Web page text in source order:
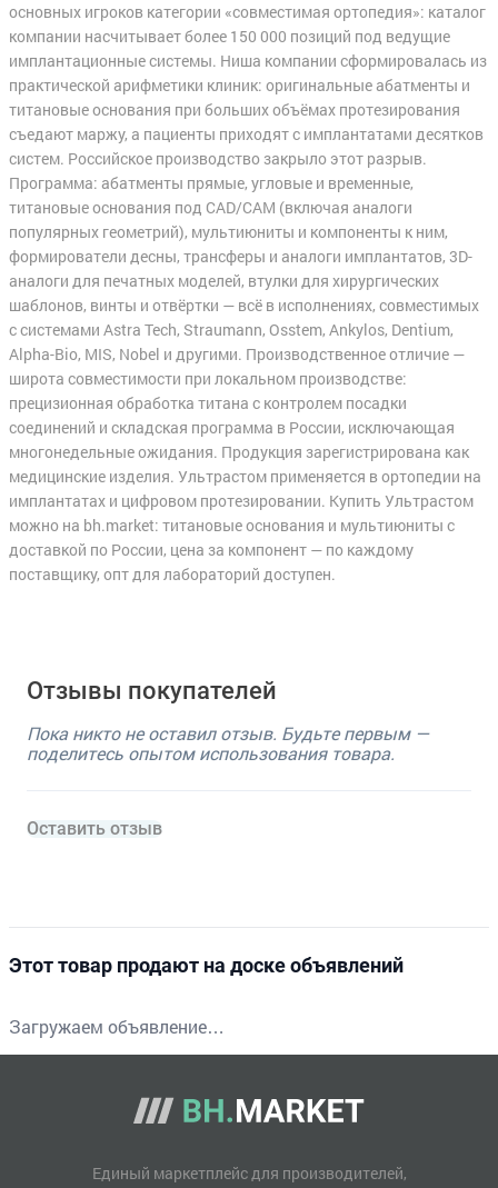
основных игроков категории «совместимая ортопедия»: каталог
компании насчитывает более 150 000 позиций под ведущие
имплантационные системы. Ниша компании сформировалась из
практической арифметики клиник: оригинальные абатменты и
титановые основания при больших объёмах протезирования
съедают маржу, а пациенты приходят с имплантатами десятков
систем. Российское производство закрыло этот разрыв.
Программа: абатменты прямые, угловые и временные,
титановые основания под CAD/CAM (включая аналоги
популярных геометрий), мультиюниты и компоненты к ним,
формирователи десны, трансферы и аналоги имплантатов, 3D-
аналоги для печатных моделей, втулки для хирургических
шаблонов, винты и отвёртки — всё в исполнениях, совместимых
с системами Astra Tech, Straumann, Osstem, Ankylos, Dentium,
Alpha-Bio, MIS, Nobel и другими. Производственное отличие —
широта совместимости при локальном производстве:
прецизионная обработка титана с контролем посадки
соединений и складская программа в России, исключающая
многонедельные ожидания. Продукция зарегистрирована как
медицинские изделия. Ультрастом применяется в ортопедии на
имплантатах и цифровом протезировании. Купить Ультрастом
можно на bh.market: титановые основания и мультиюниты с
доставкой по России, цена за компонент — по каждому
поставщику, опт для лабораторий доступен.
Отзывы покупателей
Пока никто не оставил отзыв. Будьте первым —
поделитесь опытом использования товара.
Оставить отзыв
Этот товар продают на доске объявлений
Загружаем объявление…
Единый маркетплейс для производителей,